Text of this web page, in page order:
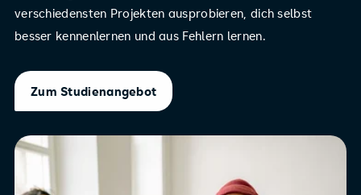
verschiedensten Projekten ausprobieren, dich selbst
besser kennenlernen und aus Fehlern lernen.
Zum Studienangebot